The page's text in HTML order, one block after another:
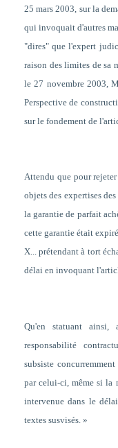
25 mars 2003, sur la
qui invoquait d'autres
"dires" que l'expert
raison des limites de sa
le 27 novembre 2003,
Perspective de
sur le fondement de
Attendu que pour
objets des expertises
la garantie de parfait
cette garantie était
X... prétendant à tort
délai en invoquant
Qu'en statuant ainsi,
responsabilité
subsiste
par celui-ci, même si la
intervenue dans le
textes susvisés. »